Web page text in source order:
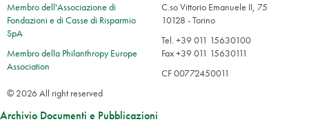
Membro dell'Associazione di
Fondazioni e di Casse di Risparmio
SpA
Membro della Philanthropy Europe
Association
C.so Vittorio Emanuele II, 75
10128 - Torino
Tel. +39 011 15630100
Fax +39 011 15630111
CF 00772450011
© 2026 All right reserved
Archivio Documenti e Pubblicazioni